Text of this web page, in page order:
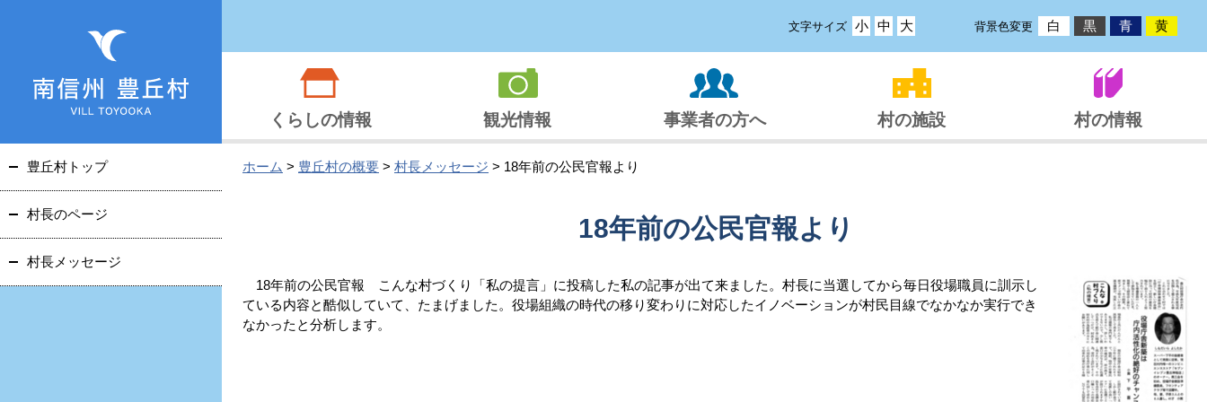
文字サイズ 小 中 大 背景色変更 白 黒 青 黄
くらしの情報 観光情報 事業者の方へ 村の施設 村の情報
ホーム > 豊丘村の概要 > 村長メッセージ > 18年前の公民官報より
18年前の公民官報より
18年前の公民官報 こんな村づくり「私の提言」に投稿した私の記事が出て来ました。村長に当選してから毎日役場職員に訓示し
ている内容と酷似していて、たまげました。役場組織の時代の移り変わりに対応したイノベーションが村民目線でなかなか実行でき
なかったと分析します。
豊丘村トップ
村長のページ
村長メッセージ